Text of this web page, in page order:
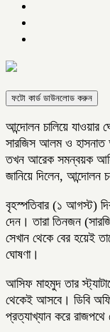
ফটো কার্ড ডাউনলোড করুন
আন্দোলন চালিয়ে যাওয়ার
সারজিস আলম ও হাসনাত
তখন আরেক সমন্বয়ক
জানিয়ে দিলেন, আন্দোলন
বৃহস্পতিবার (১ আগস্ট)
দেন। তারা তিনজন
সেখান থেকে বের হয়েই
ঘোষণা।
আসিফ মাহমুদ তার
থেকেই আসবে। ডিবি
প্রত্যাখ্যান করে